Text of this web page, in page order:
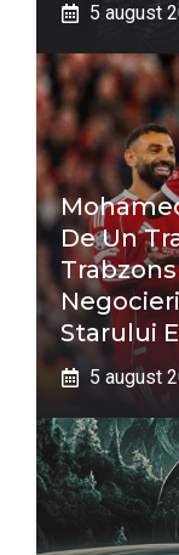
5 august
De Un
Starului
5 august